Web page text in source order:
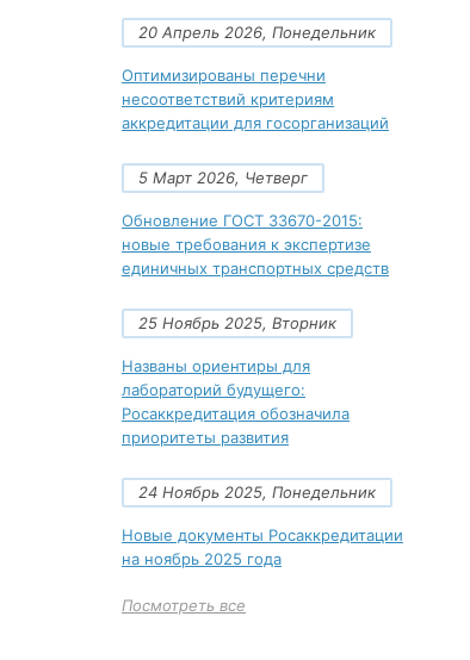
20 Апрель 2026, Понедельник
Оптимизированы перечни
несоответствий критериям
аккредитации для госорганизаций
5 Март 2026, Четверг
Обновление ГОСТ 33670-2015:
новые требования к экспертизе
единичных транспортных средств
25 Ноябрь 2025, Вторник
Названы ориентиры для
лабораторий будущего:
Росаккредитация обозначила
приоритеты развития
24 Ноябрь 2025, Понедельник
Новые документы Росаккредитации
на ноябрь 2025 года
Посмотреть все